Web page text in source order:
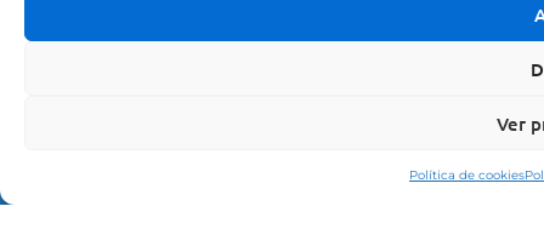
Ver
Política de cookies